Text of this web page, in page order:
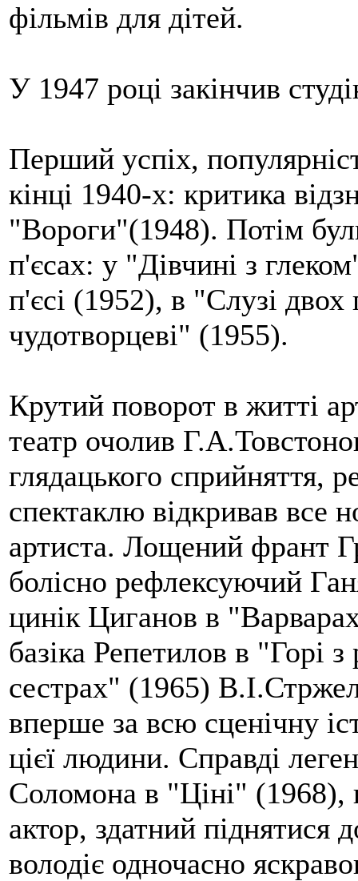
фільмів для дітей.
У 1947 році закінчив
Перший успіх,
кінці 1940-х: критика
"Вороги"(1948). Потім
п'єсах: у "Дівчині з
п'єсі (1952), в "Слузі
чудотворцеві" (1955).
Крутий поворот в житті
театр очолив
глядацького сприйняття,
спектаклю відкривав все
артиста. Лощений франт
болісно рефлексуючий
цинік Циганов в
базіка Репетилов в "Горі
сестрах" (1965)
вперше за всю сценічну
цієї людини. Справді
Соломона в "Ціні"
актор, здатний піднятися
володіє одночасно